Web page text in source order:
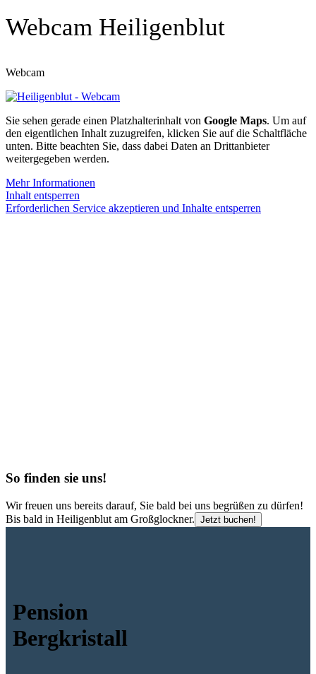
Webcam Heiligenblut
Webcam
Sie sehen gerade einen Platzhalterinhalt von Google Maps. Um auf
den eigentlichen Inhalt zuzugreifen, klicken Sie auf die Schaltfläche
unten. Bitte beachten Sie, dass dabei Daten an Drittanbieter
weitergegeben werden.
Mehr Informationen
Inhalt entsperren
Erforderlichen Service akzeptieren und Inhalte entsperren
So finden sie uns!
Wir freuen uns bereits darauf, Sie bald bei uns begrüßen zu dürfen!
Bis bald in Heiligenblut am Großglockner. Jetzt buchen!
Pension
Bergkristall